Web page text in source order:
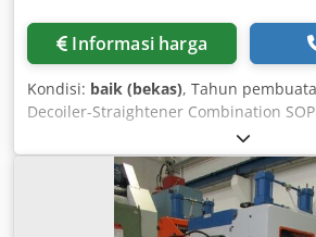
Informasi harga
Kondisi: baik (bekas), Tahun
Decoiler-Straightener Combination
80U-1250 BAP Strip width max. 200
1,250 kg Expansion range approx. 380
outside diameter max. 1,300 mm Strip
0.8 to 3 mm Working direction from
Aehuwacohgsk